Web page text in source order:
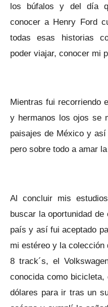
los búfalos y del día
conocer a Henry Ford
todas esas historias
poder viajar, conocer mi
Mientras fui recorriendo
y hermanos los ojos se
paisajes de México y
pero sobre todo a amar
Al concluir mis
buscar la oportunidad
país y así fui aceptado
mi estéreo y la
8 track´s, el
conocida como
dólares para ir tras un